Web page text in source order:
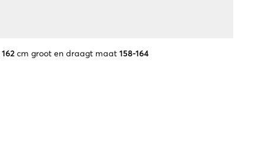
162 cm groot en draagt maat 158-164